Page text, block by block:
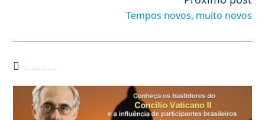
Tempos novos, muito novos